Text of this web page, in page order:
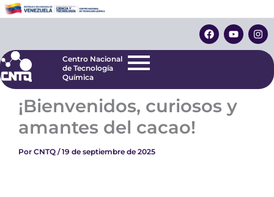
al
F
a
c
o
Y
o
u
e
I
n
s
r
Centro Nacional
de Tecnología
Centro Nacional
de Tecnología
Química
¡Bienvenidos, curiosos y
amantes del cacao!
Por CNTQ /19 de septiembre de 2025